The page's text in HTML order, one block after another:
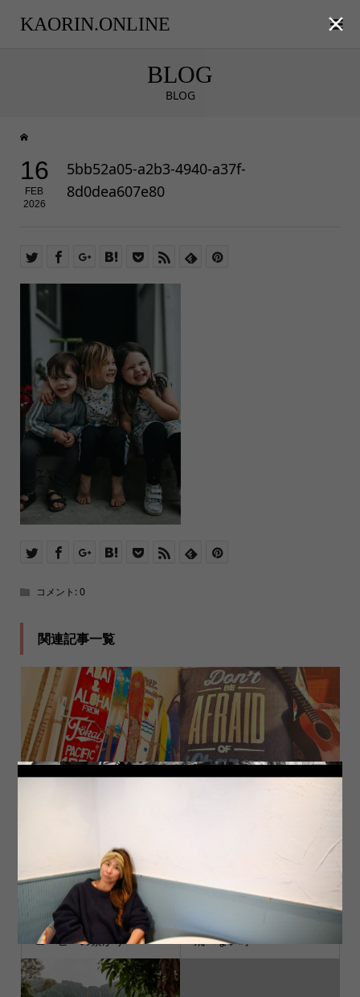
KAORIN.ONLINE
BLOG
BLOG
16
FEB
2026
5bb52a05-a2b3-4940-a37f-
8d0dea607e80
コメント:0
関連記事一覧
コーヒーの繋がり 飛べない時
